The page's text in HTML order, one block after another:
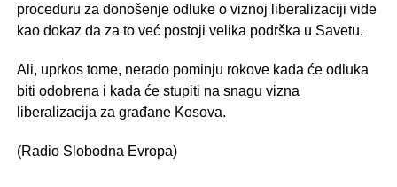
proceduru za donošenje odluke o viznoj liberalizaciji vide
kao dokaz da za to već postoji velika podrška u Savetu.
Ali, uprkos tome, nerado pominju rokove kada će odluka
biti odobrena i kada će stupiti na snagu vizna
liberalizacija za građane Kosova.
(Radio Slobodna Evropa)